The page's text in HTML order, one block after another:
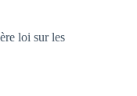
loi sur les